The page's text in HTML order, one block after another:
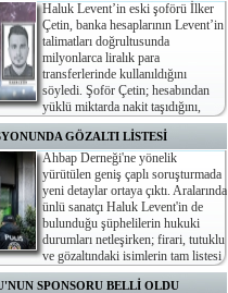
Haluk Levent’in eski şoförü İlker
Çetin, banka hesaplarının Levent’in
talimatları doğrultusunda
milyonlarca liralık para
transferlerinde kullanıldığını
söyledi. Şoför Çetin; hesabından
yüklü miktarda nakit taşıdığını,
üzerinden iletildiğini ve Kıbrıs’ta 1-2
jetonlarının kendi hesabı üzerinden
GÖZALTI LİSTESİ
Ahbap Derneği'ne yönelik
yürütülen geniş çaplı soruşturmada
yeni detaylar ortaya çıktı. Aralarında
ünlü sanatçı Haluk Levent'in de
bulunduğu şüphelilerin hukuki
durumları netleşirken; firari, tutuklu
ve gözaltındaki isimlerin tam listesi
SPONSORU BELLİ OLDU